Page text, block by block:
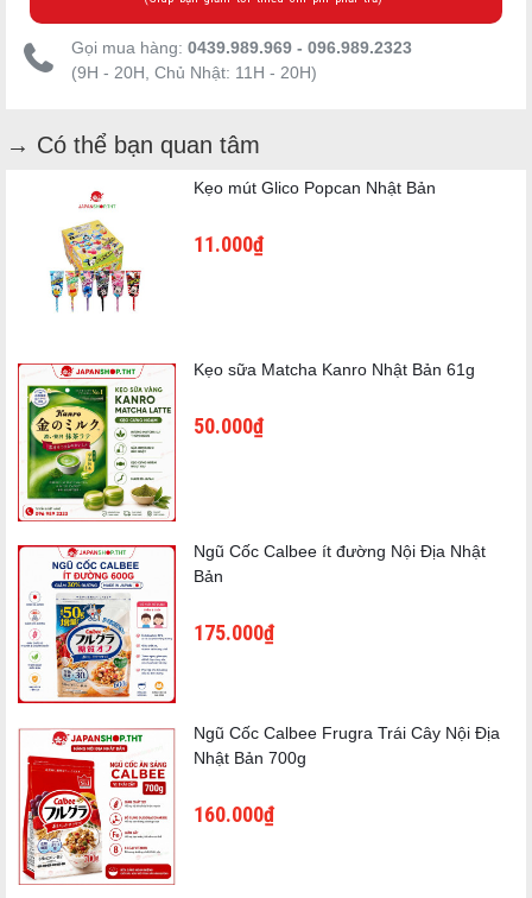
🍫 Phiên bản dành cho người trưởng thành
với độ ngọt vừa phải.
Socola sữa cao cấp
Bánh xốp giòn tan
Hương vị cân bằng, không quá ngọt
Thích hợp dùng cùng trà hoặc cà phê
🍵 Hương vị trà xanh Matcha đậm đà từ Nhật Bản.
Gọi mua hàng: 0439.989.969 - 096.989.2323
(9H - 20H, Chủ Nhật: 11H - 20H)
→ Có thể bạn quan tâm
Kẹo mút Glico Popcan Nhật Bản
11.000₫
Kẹo sữa Matcha Kanro Nhật Bản 61g
50.000₫
Ngũ Cốc Calbee ít đường Nội Địa Nhật
Bản
175.000₫
Ngũ Cốc Calbee Frugra Trái Cây Nội Địa
Nhật Bản 700g
160.000₫